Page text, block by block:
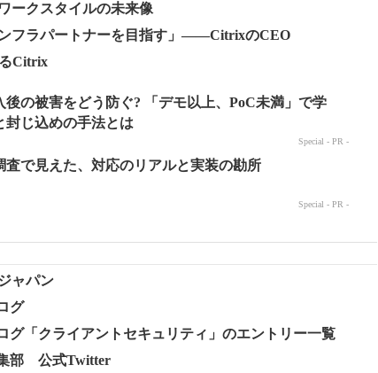
ークスタイルの未来像
ンフラパートナーを目指す」――CitrixのCEO
Citrix
ャパン
グ
グ「クライアントセキュリティ」のエントリー一覧
部 公式Twitter